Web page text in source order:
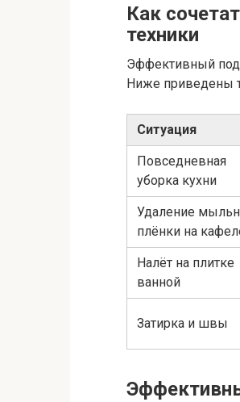
Как
техники
Эффективный
Ниже приведены
Ситуация
Повседневная
уборка кухни
Удаление
плёнки на
Налёт на плитке
ванной
Затирка и швы